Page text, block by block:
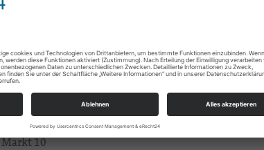
Gebete/Andachten/Friedensgebete
https://landing.churchdesk.com/de/e/46180838/
Alle Zielgruppen
KBG Meißen St.Afra
Markt 10